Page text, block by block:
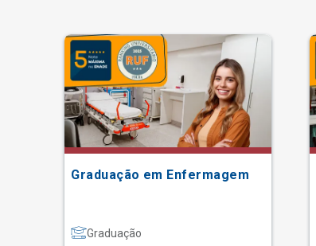
Graduação em Enfermagem
Graduação